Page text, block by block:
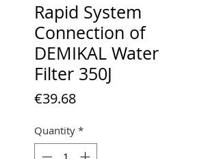
Rapid System
Connection of
DEMIKAL Water
Filter 350J
€39.68Price
Quantity *